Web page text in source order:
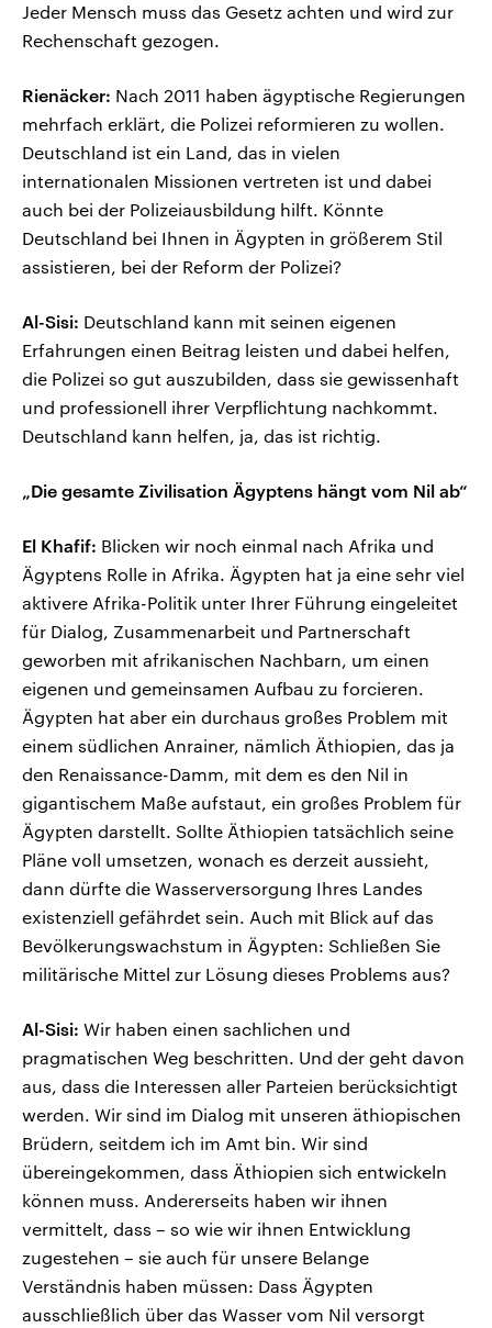
Jeder Mensch muss das Gesetz achten und wird zur
Rechenschaft gezogen.
Rienäcker: Nach 2011 haben ägyptische Regierungen
mehrfach erklärt, die Polizei reformieren zu wollen.
Deutschland ist ein Land, das in vielen
internationalen Missionen vertreten ist und dabei
auch bei der Polizeiausbildung hilft. Könnte
Deutschland bei Ihnen in Ägypten in größerem Stil
assistieren, bei der Reform der Polizei?
Al-Sisi: Deutschland kann mit seinen eigenen
Erfahrungen einen Beitrag leisten und dabei helfen,
die Polizei so gut auszubilden, dass sie gewissenhaft
und professionell ihrer Verpflichtung nachkommt.
Deutschland kann helfen, ja, das ist richtig.
„Die gesamte Zivilisation Ägyptens hängt vom Nil ab“
El Khafif: Blicken wir noch einmal nach Afrika und
Ägyptens Rolle in Afrika. Ägypten hat ja eine sehr viel
aktivere Afrika-Politik unter Ihrer Führung eingeleitet
für Dialog, Zusammenarbeit und Partnerschaft
geworben mit afrikanischen Nachbarn, um einen
eigenen und gemeinsamen Aufbau zu forcieren.
Ägypten hat aber ein durchaus großes Problem mit
einem südlichen Anrainer, nämlich Äthiopien, das ja
den Renaissance-Damm, mit dem es den Nil in
gigantischem Maße aufstaut, ein großes Problem für
Ägypten darstellt. Sollte Äthiopien tatsächlich seine
Pläne voll umsetzen, wonach es derzeit aussieht,
dann dürfte die Wasserversorgung Ihres Landes
existenziell gefährdet sein. Auch mit Blick auf das
Bevölkerungswachstum in Ägypten: Schließen Sie
militärische Mittel zur Lösung dieses Problems aus?
Al-Sisi: Wir haben einen sachlichen und
pragmatischen Weg beschritten. Und der geht davon
aus, dass die Interessen aller Parteien berücksichtigt
werden. Wir sind im Dialog mit unseren äthiopischen
Brüdern, seitdem ich im Amt bin. Wir sind
übereingekommen, dass Äthiopien sich entwickeln
können muss. Andererseits haben wir ihnen
vermittelt, dass – so wie wir ihnen Entwicklung
zugestehen – sie auch für unsere Belange
Verständnis haben müssen: Dass Ägypten
ausschließlich über das Wasser vom Nil versorgt